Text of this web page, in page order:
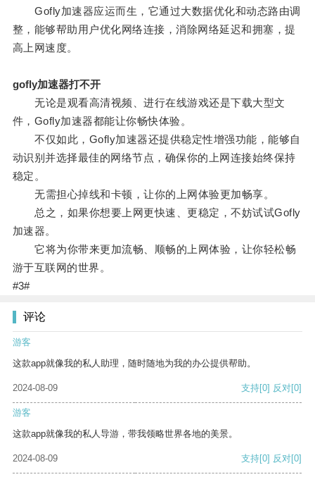
Gofly加速器应运而生，它通过大数据优化和动态路由调
整，能够帮助用户优化网络连接，消除网络延迟和拥塞，提
高上网速度。
gofly加速器打不开
无论是观看高清视频、进行在线游戏还是下载大型文
件，Gofly加速器都能让你畅快体验。
不仅如此，Gofly加速器还提供稳定性增强功能，能够自
动识别并选择最佳的网络节点，确保你的上网连接始终保持
稳定。
无需担心掉线和卡顿，让你的上网体验更加畅享。
总之，如果你想要上网更快速、更稳定，不妨试试Gofly
加速器。
它将为你带来更加流畅、顺畅的上网体验，让你轻松畅
游于互联网的世界。
#3#
评论
游客
这款app就像我的私人助理，随时随地为我的办公提供帮助。
2024-08-09 支持[0] 反对[0]
游客
这款app就像我的私人导游，带我领略世界各地的美景。
2024-08-09 支持[0] 反对[0]